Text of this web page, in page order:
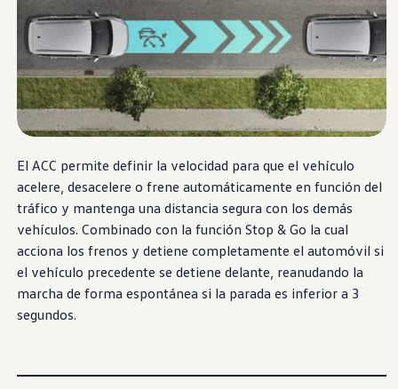
Vento
Elegancia y sofisticación que conquista la
ciudad​
Cotiza aquí
El ACC permite definir la velocidad para que el vehículo
acelere, desacelere o frene automáticamente en función del
tráfico y mantenga una distancia segura con los demás
vehículos. Combinado con la función Stop & Go la cual
acciona los frenos y detiene completamente el automóvil si
el vehículo precedente se detiene delante, reanudando la
marcha de forma espontánea si la parada es inferior a 3
segundos.